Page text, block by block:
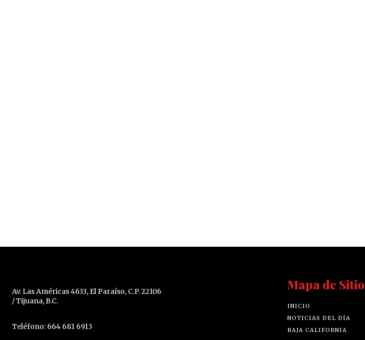
Av. Las Américas 4633, El Paraíso, C.P. 22106
/ Tijuana, B.C.
Teléfono: 664 681 6913
Mapa de Sitio
INICIO
NOTICIAS DEL DÍA
BAJA CALIFORNIA